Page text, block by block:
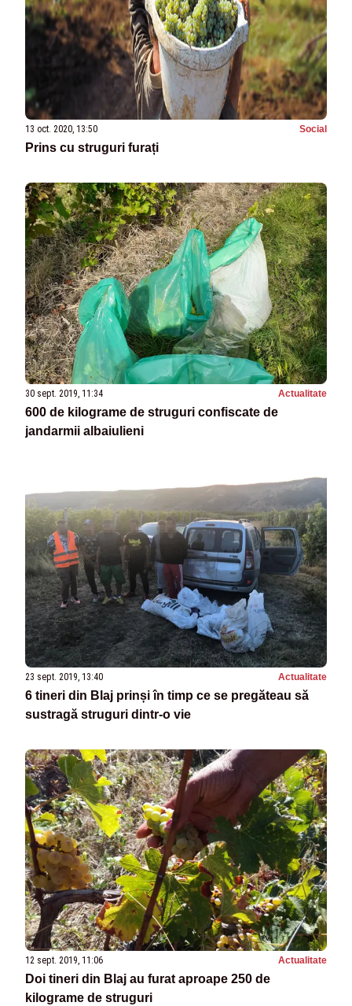
13 oct. 2020, 13:50 Social
Prins cu struguri furați
30 sept. 2019, 11:34 Actualitate
600 de kilograme de struguri confiscate de
jandarmii albaiulieni
23 sept. 2019, 13:40 Actualitate
6 tineri din Blaj prinși în timp ce se pregăteau să
sustragă struguri dintr-o vie
12 sept. 2019, 11:06 Actualitate
Doi tineri din Blaj au furat aproape 250 de
kilograme de struguri